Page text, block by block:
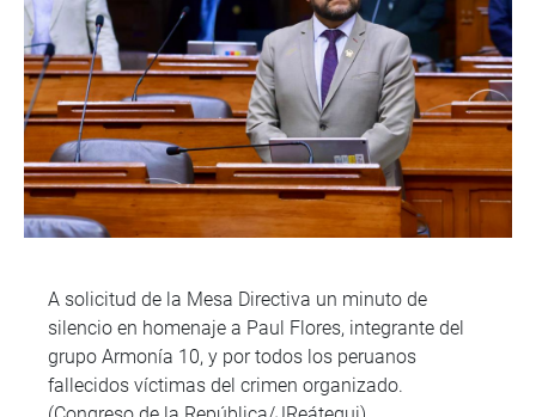
A solicitud de la Mesa Directiva un minuto de
silencio en homenaje a Paul Flores, integrante del
grupo Armonía 10, y por todos los peruanos
fallecidos víctimas del crimen organizado.